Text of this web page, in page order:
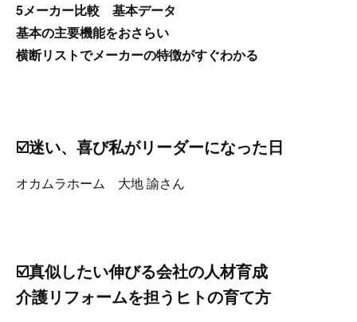
5メーカー比較 基本データ
基本の主要機能をおさらい
横断リストでメーカーの特徴がすぐわかる
☑️迷い、喜び私がリーダーになった日
オカムラホーム 大地 諭さん
☑️真似したい伸びる会社の人材育成
介護リフォームを担うヒトの育て方